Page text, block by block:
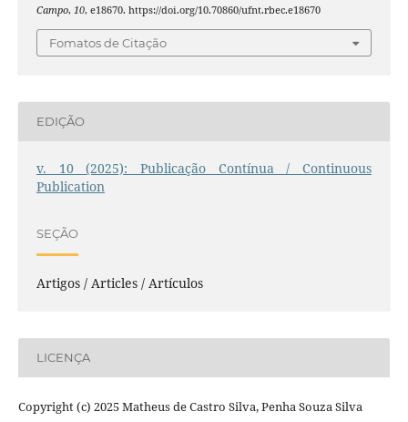
Campo, 10, e18670. https://doi.org/10.70860/ufnt.rbec.e18670
Fomatos de Citação
EDIÇÃO
v. 10 (2025): Publicação Contínua / Continuous
Publication
SEÇÃO
Artigos / Articles / Artículos
LICENÇA
Copyright (c) 2025 Matheus de Castro Silva, Penha Souza Silva